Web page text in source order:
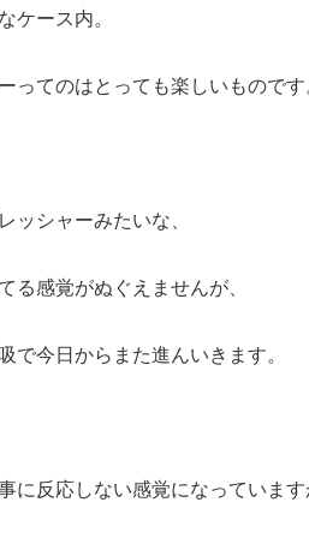
ケース内。
ってのはとっても楽しいものです
ッシャーみたいな、
る感覚がぬぐえませんが、
で今日からまた進んいきます。
に反応しない感覚になっています